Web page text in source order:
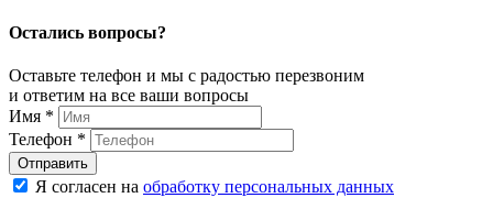
Остались вопросы?
Оставьте телефон и мы с радостью перезвоним
и ответим на все ваши вопросы
Имя *
Телефон *
Я согласен на обработку персональных данных